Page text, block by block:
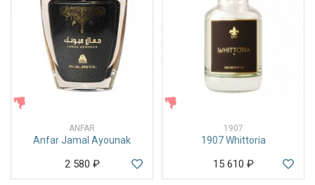
ANFAR
Anfar Jamal Ayounak
2 580 ₽
1907
1907 Whittoria
15 610 ₽